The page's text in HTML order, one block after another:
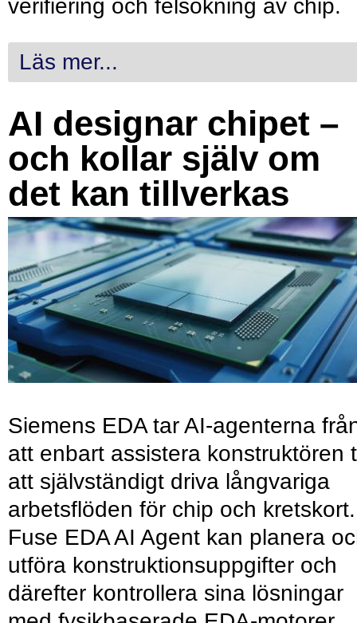
verifiering och felsökning av chip.
Läs mer...
AI designar chipet –
och kollar själv om
det kan tillverkas
Siemens EDA tar AI-agenterna
att enbart assistera konstruktören
att självständigt driva långvariga
arbetsflöden för chip och kretskort.
Fuse EDA AI Agent kan planera
utföra konstruktionsuppgifter och
därefter kontrollera sina lösningar